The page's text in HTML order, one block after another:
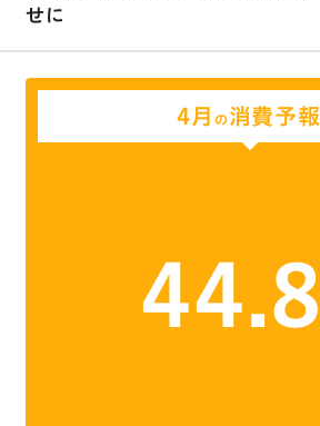
せに
4月 の消費予報
44.8